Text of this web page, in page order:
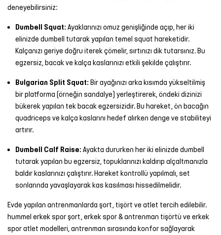
deneyebilirsiniz:
Dumbell Squat: Ayaklarınızı omuz genişliğinde açıp, her iki
elinizde dumbell tutarak yapılan temel squat hareketidir.
Kalçanızı geriye doğru iterek çömelir, sırtınızı dik tutarsınız. Bu
egzersiz, bacak ve kalça kaslarınızı etkili şekilde çalıştırır.
Bulgarian Split Squat: Bir ayağınızı arka kısımda yükseltilmiş
bir platforma (örneğin sandalye) yerleştirerek, öndeki dizinizi
bükerek yapılan tek bacak egzersizidir. Bu hareket, ön bacağın
quadriceps ve kalça kaslarını hedef alırken denge ve stabiliteyi
artırır.
Dumbell Calf Raise: Ayakta dururken her iki elinizde dumbell
tutarak yapılan bu egzersiz, topuklarınızı kaldırıp alçaltmanızla
baldır kaslarınızı çalıştırır. Hareket kontrollü yapılmalı, set
sonlarında yavaşlayarak kas kasılması hissedilmelidir.
Evde yapılan antrenmanlarda şort, tişört ve atlet tercih edilebilir.
hummel erkek spor şort erkek spor & antrenman tişörtü ve erkek
spor atlet modelleri, antrenman sırasında konfor sağlayarak